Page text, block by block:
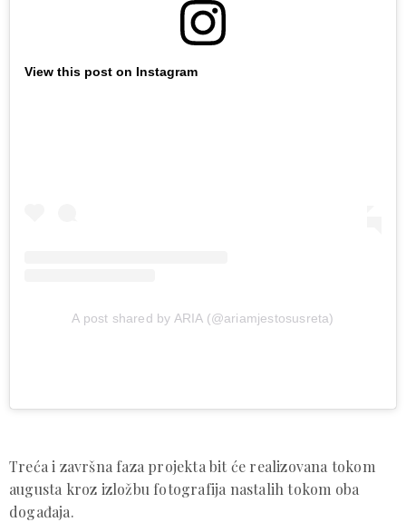
View this post on Instagram
A post shared by ARIA (@ariamjestosusreta)
Treća i završna faza projekta bit će realizovana tokom
augusta kroz izložbu fotografija nastalih tokom oba
događaja.